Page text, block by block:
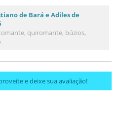
de Bará e Adiles de
quiromante, búzios,
e deixe sua avaliação!